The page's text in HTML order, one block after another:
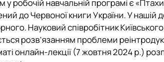
у робочій навчальній програмі є
до Червоної книги України. У
Науковий співробітник
розв’язанням проблеми
онлайн-лекції (7 жовтня 2024 р.)